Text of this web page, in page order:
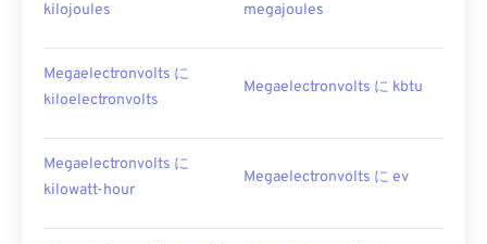
kilojoules
megajoules
Megaelectronvolts に
kiloelectronvolts
Megaelectronvolts に kbtu
Megaelectronvolts に
kilowatt-hour
Megaelectronvolts に ev